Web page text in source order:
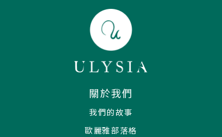
關於我們
我們的故事
歐麗雅部落格